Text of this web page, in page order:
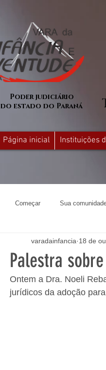
Poder judiciário
do estado do Paraná
Página inicial Instituições
Começar Sua
Palestra
varadainfancia 18 de
Ontem a Dra. Noeli
jurídicos da adoção